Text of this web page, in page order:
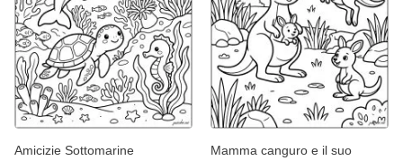
Amicizie Sottomarine
Mamma canguro e il suo